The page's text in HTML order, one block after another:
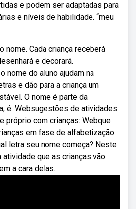
e podem ser adaptadas para
e níveis de habilidade. “meu
nome. Cada criança receberá
e decorará.
nome do aluno ajudam na
e dão para a criança um
O nome é parte da
é. Websugestões de atividades
próprio com crianças: Webque
em fase de alfabetização
letra seu nome começa? Neste
que as crianças vão
a cara delas.